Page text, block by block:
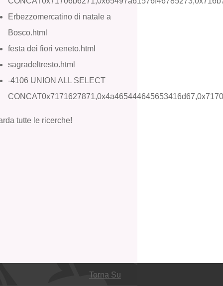
Erbezzomercatino di natale a
Bosco.html
festa dei fiori veneto.html
sagradeltresto.html
-4106 UNION ALL SELECT
tutte le ricerche!
Torna Su